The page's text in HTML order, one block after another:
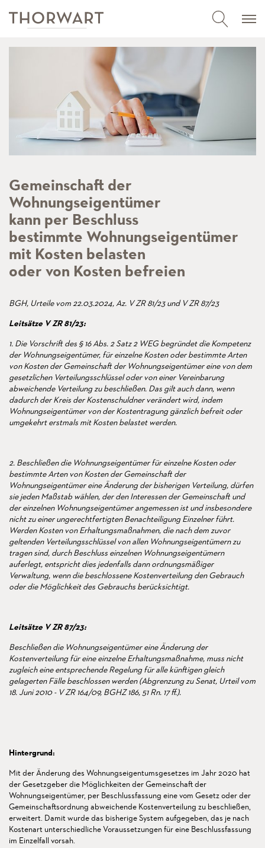
Gemeinschaft der
Wohnungseigentümer
kann per Beschluss
bestimmte Wohnungseigentümer
mit Kosten belasten
oder von Kosten befreien
BGH, Urteile vom 22.03.2024, Az. V ZR 81/23 und V ZR 87/23
Leitsätze V ZR 81/23:
1. Die Vorschrift des § 16 Abs. 2 Satz 2 WEG begründet die Kompetenz
der Wohnungseigentümer, für einzelne Kosten oder bestimmte Arten
von Kosten der Gemeinschaft der Wohnungseigentümer eine von dem
gesetzlichen Verteilungsschlüssel oder von einer Vereinbarung
abweichende Verteilung zu beschließen. Das gilt auch dann, wenn
dadurch der Kreis der Kostenschuldner verändert wird, indem
Wohnungseigentümer von der Kostentragung gänzlich befreit oder
umgekehrt erstmals mit Kosten belastet werden.
2. Beschließen die Wohnungseigentümer für einzelne Kosten oder
bestimmte Arten von Kosten der Gemeinschaft der
Wohnungseigentümer eine Änderung der bisherigen Verteilung, dürfen
sie jeden Maßstab wählen, der den Interessen der Gemeinschaft und
der einzelnen Wohnungseigentümer angemessen ist und insbesondere
nicht zu einer ungerechtfertigten Benachteiligung Einzelner führt.
Werden Kosten von Erhaltungsmaßnahmen, die nach dem zuvor
geltenden Verteilungsschlüssel von allen Wohnungseigentümern zu
tragen sind, durch Beschluss einzelnen Wohnungseigentümern
auferlegt, entspricht dies jedenfalls dann ordnungsmäßiger
Verwaltung, wenn die beschlossene Kostenverteilung den Gebrauch
oder die Möglichkeit des Gebrauchs berücksichtigt.
Leitsätze V ZR 87/23:
Beschließen die Wohnungseigentümer eine Änderung der
Kostenverteilung für eine einzelne Erhaltungsmaßnahme, muss nicht
zugleich eine entsprechende Regelung für alle künftigen gleich
gelagerten Fälle beschlossen werden (Abgrenzung zu Senat, Urteil vom
18. Juni 2010 - V ZR 164/09, BGHZ 186, 51 Rn. 17 ff.).
Hintergrund:
Mit der Änderung des Wohnungseigentumsgesetzes im Jahr 2020 hat
der Gesetzgeber die Möglichkeiten der Gemeinschaft der
Wohnungseigentümer, per Beschlussfassung eine vom Gesetz oder der
Gemeinschaftsordnung abweichende Kostenverteilung zu beschließen,
erweitert. Damit wurde das bisherige System aufgegeben, das je nach
Kostenart unterschiedliche Voraussetzungen für eine Beschlussfassung
im Einzelfall vorsah.